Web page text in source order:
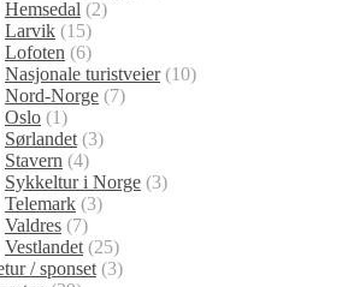
Hemsedal (2)
Larvik (15)
Lofoten (6)
Nasjonale turistveier(10)
Nord-Norge (7)
Oslo (1)
Sørlandet (3)
Stavern (4)
Sykkeltur i Norge (3)
Telemark (3)
Valdres (7)
Vestlandet (25)
/ sponset (3)